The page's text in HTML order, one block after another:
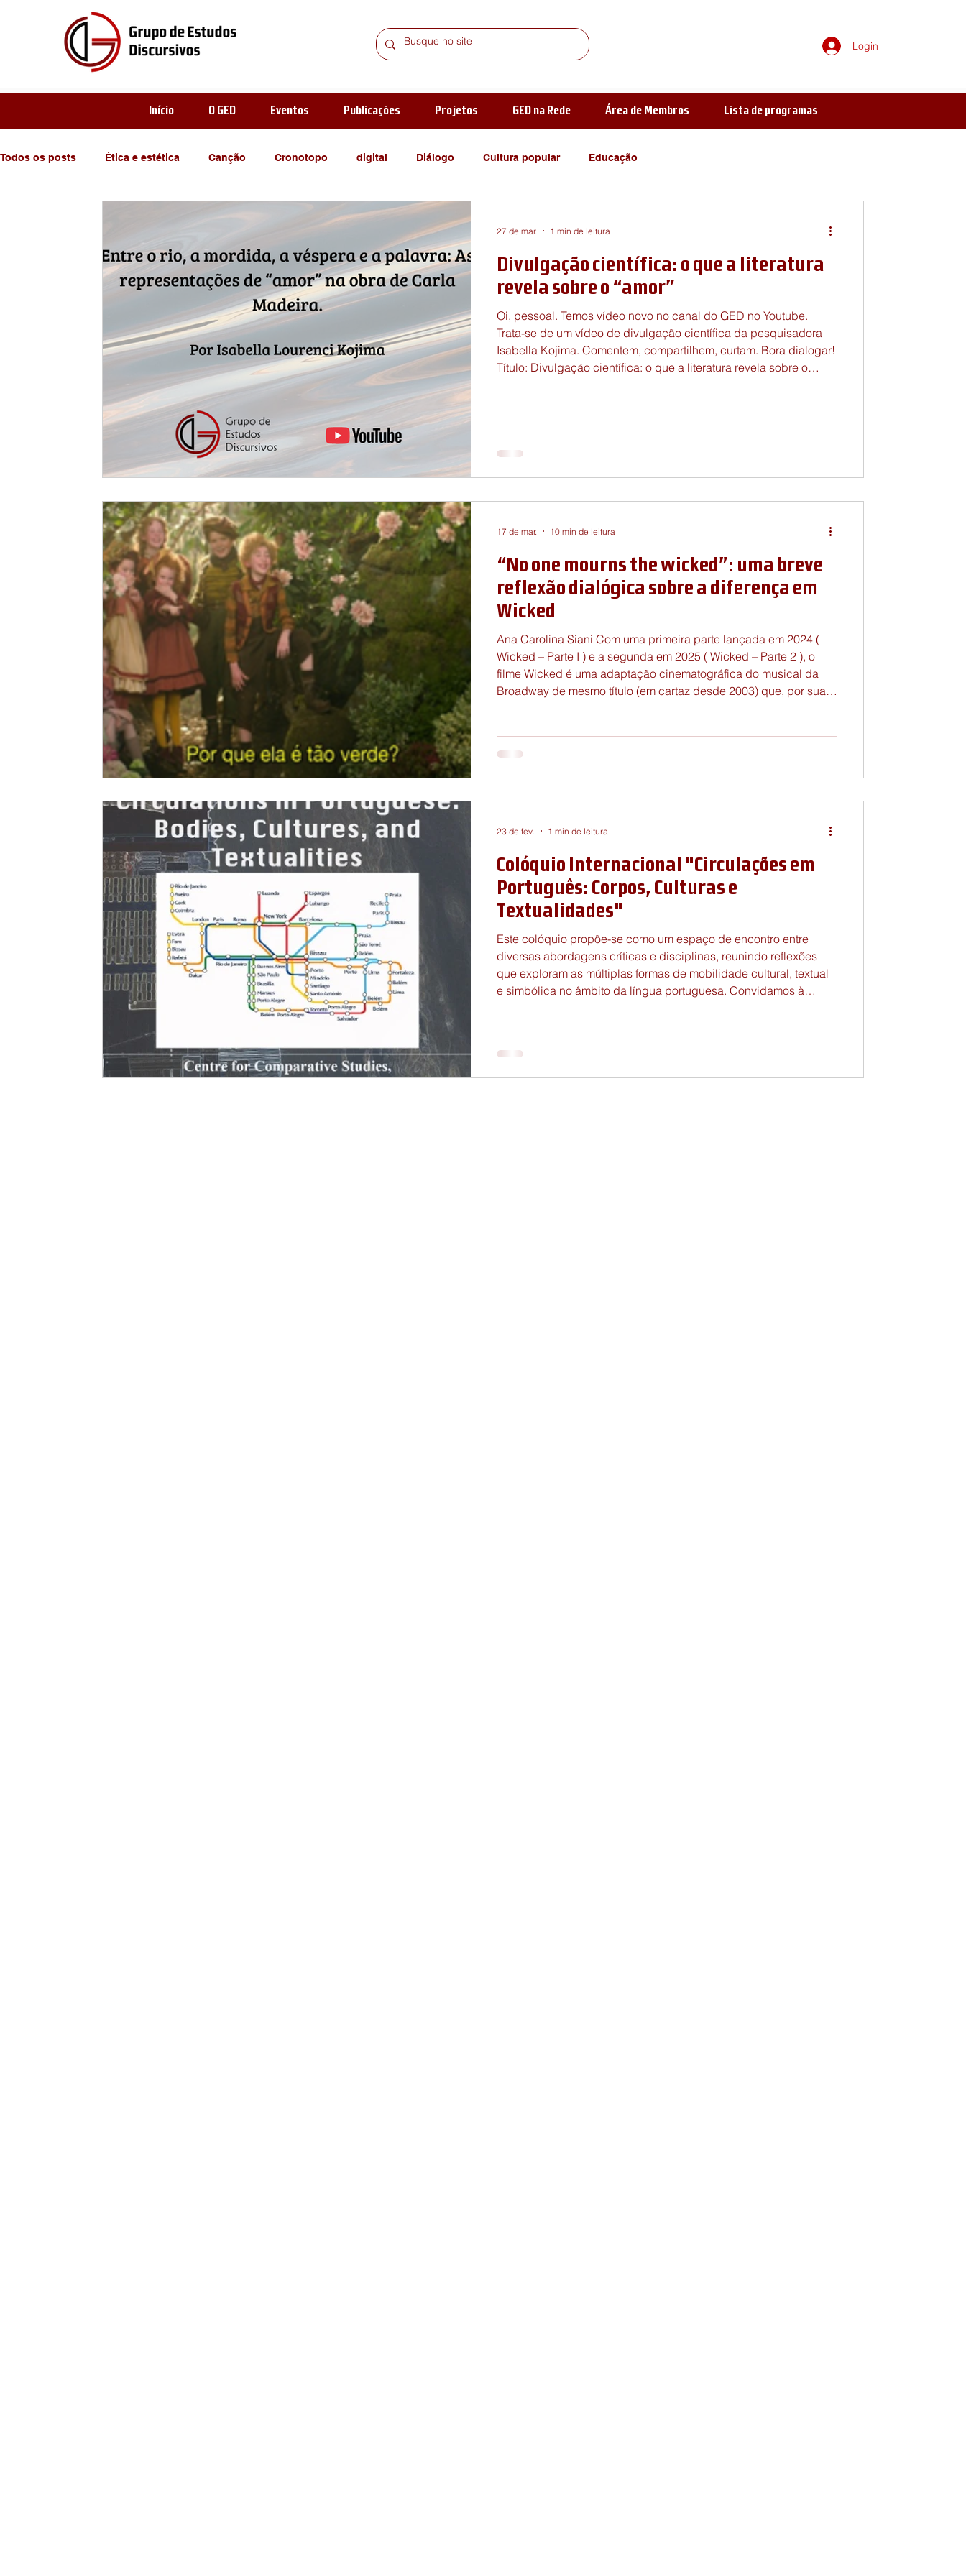
Login
Início O GED Eventos Publicações Projetos GED na Rede Área de Membros Lista de programas
Todos os posts Ética e estética Canção Cronotopo digital Diálogo Cultura popular Educação
Harry Potter Reflexões
Problematizações Sugestões de leitura Relações de alteridade verbivocovisual Sujeito Verbo-voco-visual ética
Participação em eventos Circulo de Bakhtin Chamadas para Eventos
Divulgação científica: o que a literatura
revela sobre o “amor”
Oi, pessoal. Temos vídeo novo no canal do GED no Youtube.
Trata-se de um vídeo de divulgação científica da pesquisadora
Isabella Kojima. Comentem, compartilhem, curtam. Bora dialogar!
Título: Divulgação científica: o que a literatura revela sobre o
27 de mar. 1 min de leitura
“No one mourns the wicked”: uma breve
reflexão dialógica sobre a diferença em
Wicked
Ana Carolina Siani Com uma primeira parte lançada em 2024 (
Wicked – Parte I ) e a segunda em 2025 ( Wicked – Parte 2 ), o
filme Wicked é uma adaptação cinematográfica do musical da
Broadway de mesmo título (em cartaz desde 2003) que, por sua
clássico O mágico de Oz de L. Frank Baum (2013 [19
17 de mar. 10 min de leitura
Colóquio Internacional "Circulações em
Português: Corpos, Culturas e
Textualidades"
Este colóquio propõe-se como um espaço de encontro entre
diversas abordagens críticas e disciplinas, reunindo reflexões
que exploram as múltiplas formas de mobilidade cultural, textual
e simbólica no âmbito da língua portuguesa. Convidamos à
trânsito, de invenção e de múltiplas pertenças.
23 de fev. 1 min de leitura